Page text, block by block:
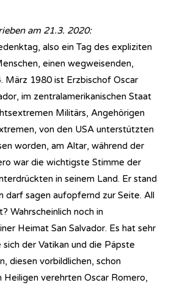
am 21.3. 2020:
also ein Tag des expliziten
einen wegweisenden,
März 1980 ist Erzbischof Oscar
im zentralamerikanischen Staat
Militärs, Angehörigen
von den USA unterstützten
worden, am Altar, während der
war die wichtigste Stimme der
in seinem Land. Er stand
darf sagen aufopfernd zur Seite. All
Wahrscheinlich noch in
Heimat San Salvador. Es hat sehr
der Vatikan und die Päpste
diesen vorbildlichen, schon
Heiligen verehrten Oscar Romero,